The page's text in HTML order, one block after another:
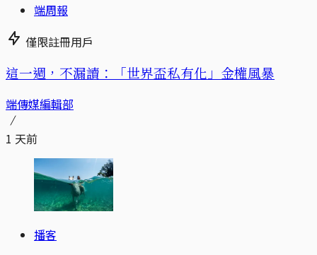
端周報
僅限註冊用戶
這一週，不漏讀：「世界盃私有化」金權風暴
端傳媒編輯部
1 天前
播客